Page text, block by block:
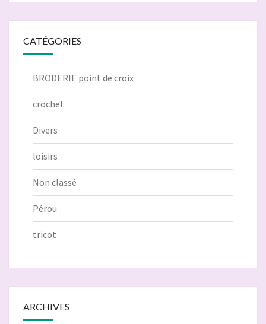
CATÉGORIES
BRODERIE point de croix
crochet
Divers
loisirs
Non classé
Pérou
tricot
ARCHIVES